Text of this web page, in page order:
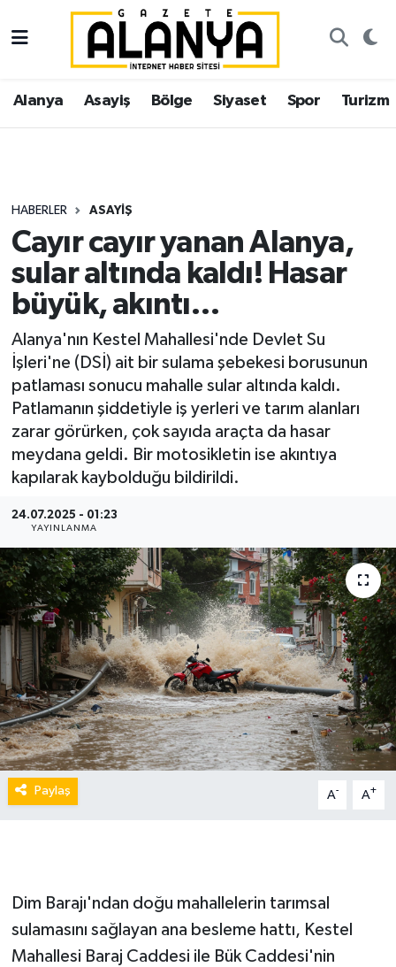
Alanya Asayiş Bölge Siyaset Spor Turizm
HABERLER ASAYIŞ
Cayır cayır yanan Alanya,
sular altında kaldı! Hasar
büyük, akıntı…
Alanya'nın Kestel Mahallesi'nde Devlet Su
İşleri'ne (DSİ) ait bir sulama şebekesi borusunun
patlaması sonucu mahalle sular altında kaldı.
Patlamanın şiddetiyle iş yerleri ve tarım alanları
zarar görürken, çok sayıda araçta da hasar
meydana geldi. Bir motosikletin ise akıntıya
kapılarak kaybolduğu bildirildi.
24.07.2025 - 01:23
YAYINLANMA
Paylaş A- A+
Dim Barajı'ndan doğu mahallelerin tarımsal
sulamasını sağlayan ana besleme hattı, Kestel
Mahallesi Baraj Caddesi ile Bük Caddesi'nin
Alanya
Asayiş
Siyaset
Spor
Turizm
Ekonomi
Gazipaşa
İstanbul Nöbetçi Eczaneler
İstanbul Hava Durumu
Süper Lig Puan Durumu ve Fikstür
Tüm Manşetler
Son Dakika Haberleri
Haber Arşivi